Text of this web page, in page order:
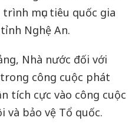
mục tiêu quốc gia
Nghệ An.
Nhà nước đối với
công cuộc phát
tích cực vào công cuộc
và bảo vệ Tổ quốc.